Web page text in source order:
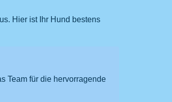
Hier ist Ihr Hund bestens
Team für die hervorragende